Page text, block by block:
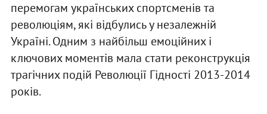
перемогам українських спортсменів та
революціям, які відбулись у незалежній
Україні. Одним з найбільш емоційних і
ключових моментів мала стати реконструкція
трагічних подій Революції Гідності 2013-2014
років.